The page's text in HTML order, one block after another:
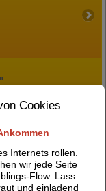
Cookies
Internets rollen.
wir jede Seite
Flow. Lass
und einladend